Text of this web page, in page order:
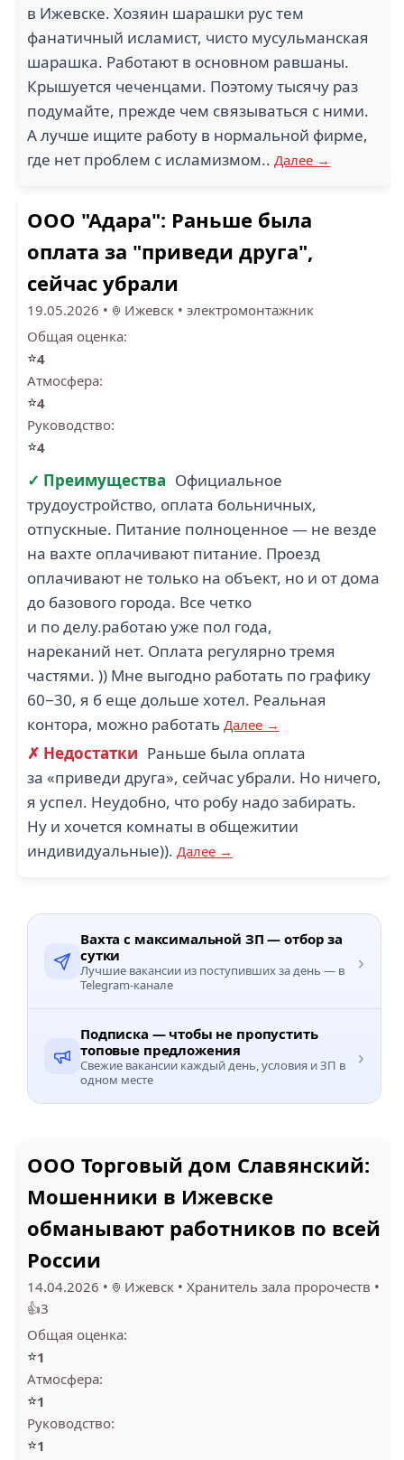
в Ижевске. Хозяин шарашки рус тем
фанатичный исламист, чисто мусульманская
шарашка. Работают в основном равшаны.
Крышуется чеченцами. Поэтому тысячу раз
подумайте, прежде чем связываться с ними.
А лучше ищите работу в нормальной фирме,
где нет проблем с исламизмом.. Далее →
ООО "Адара": Раньше была
оплата за "приведи друга",
сейчас убрали
19.05.2026 • Ижевск • электромонтажник
Общая оценка:
⭐4
Атмосфера:
⭐4
Руководство:
⭐4
✓ Преимущества Официальное
трудоустройство, оплата больничных,
отпускные. Питание полноценное — не везде
на вахте оплачивают питание. Проезд
оплачивают не только на объект, но и от дома
до базового города. Все четко
и по делу.работаю уже пол года,
нареканий нет. Оплата регулярно тремя
частями. )) Мне выгодно работать по графику
60−30, я б еще дольше хотел. Реальная
контора, можно работать Далее →
✗ Недостатки Раньше была оплата
за «приведи друга», сейчас убрали. Но ничего,
я успел. Неудобно, что робу надо забирать.
Ну и хочется комнаты в общежитии
индивидуальные)). Далее →
Вахта с максимальной ЗП — отбор за
сутки
Лучшие вакансии из поступивших за день — в
Telegram-канале
›
Подписка — чтобы не пропустить
топовые предложения
Свежие вакансии каждый день, условия и ЗП в
одном месте
›
ООО Торговый дом Славянский:
Мошенники в Ижевске
обманывают работников по всей
России
14.04.2026 • Ижевск • Хранитель зала пророчеств •
👍3
Общая оценка:
⭐1
Атмосфера:
⭐1
Руководство:
⭐1